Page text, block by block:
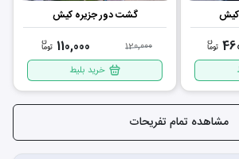
گشت دور جزیره کیش
120,000
110,000
خرید بلیط
مشاهده تمام تفریحات